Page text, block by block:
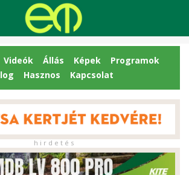
Videók Állás Képek
Programok
Hasznos Kapcsolat
h i r d e t é s